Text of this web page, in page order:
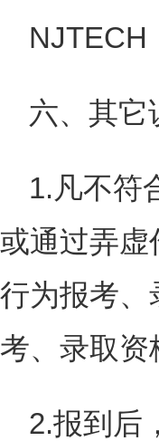
NJTECH
六、其它
1.凡不符
或通过弄虚
行为报考、
考、录取资
2.报到后